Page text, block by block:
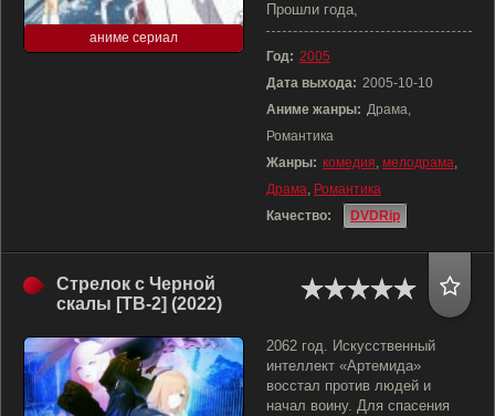
аниме сериал
Прошли года,
Год: 2005
Дата выхода: 2005-10-10
Аниме жанры: Драма,
Романтика
Жанры: комедия, мелодрама,
Драма, Романтика
Качество:
DVDRip
Стрелок с Черной
скалы [ТВ-2] (2022)
2062 год. Искусственный
интеллект «Артемида»
восстал против людей и
начал воину. Для спасения